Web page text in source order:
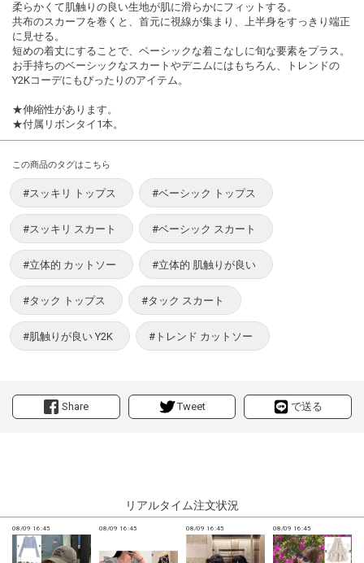
Share Tweet で送る
柔らかくて肌触りの良い生地が肌に滑らかにフィットする。
共布のスカーフを巻くと、首元に視線が集まり、上半身をすっきり端正
に見せる。
短めの着丈にすることで、ベーシックな着こなしに旬な要素をプラス。
お手持ちのベーシックなスカートやデニムにはもちろん、トレンドの
Y2Kコーデにもぴったりのアイテム。
★伸縮性があります。
★付属リボンタイ1本。
この商品のタグはこちら
#スッキリ トップス #ベーシック トップス
#スッキリ スカート #ベーシック スカート
#立体的 カットソー #立体的 肌触りが良い
#タック トップス #タック スカート
#肌触りが良い Y2K #トレンド カットソー
リアルタイム注文状況
08/09 16:45 08/09 16:45 08/09 16:45 08/09 16:45